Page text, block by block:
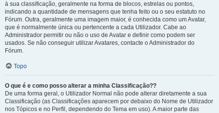
à sua classificação, geralmente na forma de blocos, estrelas ou pontos,
indicando a quantidade de mensagens que tenha feito ou o seu estatuto no
Fórum. Outra, geralmente uma imagem maior, é conhecida como um Avatar,
que é normalmente única ou pertencente a cada Utilizador. Cabe ao
Administrador permitir ou não o uso de Avatar e definir como podem ser
usados. Se não conseguir utilizar Avatares, contacte o Administrador do
Fórum.
Topo
O que é e como posso alterar a minha Classificação??
De uma forma geral, o Utilizador Normal não pode alterar diretamente a sua
Classificação (as Classificações aparecem por debaixo do Nome de Utilizador
nos Tópicos e no Perfil, dependendo do Tema em uso). A maior parte das